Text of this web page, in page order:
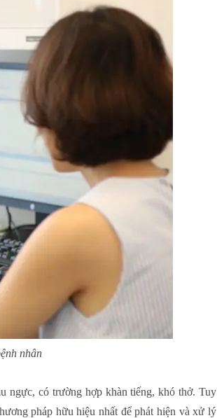
nhân
ngực, có trường hợp khàn tiếng, khó thở. Tuy
pháp hữu hiệu nhất để phát hiện và xử lý